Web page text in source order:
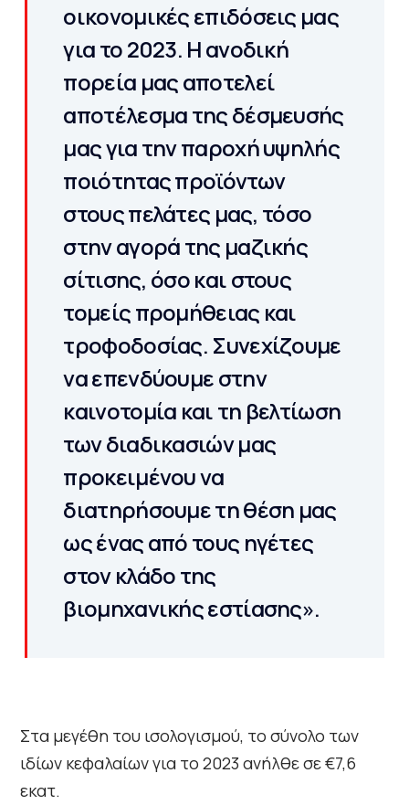
οικονομικές επιδόσεις μας
για το 2023. Η ανοδική
πορεία μας αποτελεί
αποτέλεσμα της δέσμευσής
μας για την παροχή υψηλής
ποιότητας προϊόντων
στους πελάτες μας, τόσο
στην αγορά της μαζικής
σίτισης, όσο και στους
τομείς προμήθειας και
τροφοδοσίας. Συνεχίζουμε
να επενδύουμε στην
καινοτομία και τη βελτίωση
των διαδικασιών μας
προκειμένου να
διατηρήσουμε τη θέση μας
ως ένας από τους ηγέτες
στον κλάδο της
βιομηχανικής εστίασης».
Στα μεγέθη του ισολογισμού, το σύνολο των
ιδίων κεφαλαίων για το 2023 ανήλθε σε €7,6
εκατ.